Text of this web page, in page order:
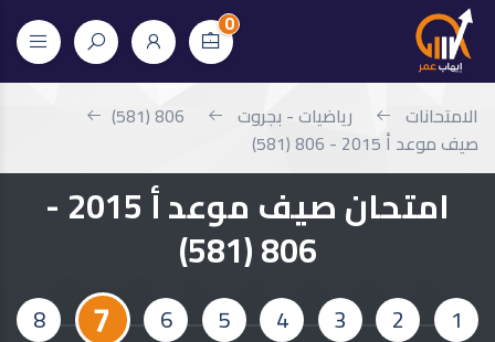
0
الامتحانات رياضيات - بجروت
806 (581)
صيف موعد أ 2015 - 806 (581)
امتحان صيف موعد أ 2015 -
806 (581)
1
2
3
4
5
6
7
8